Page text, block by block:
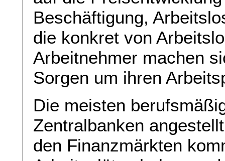
Beschäftigung,
die konkret von
Arbeitnehmer machen
Sorgen um ihren
Die meisten
Zentralbanken
den Finanzmärkten